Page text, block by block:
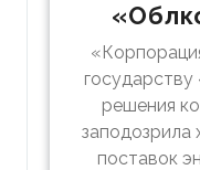
решения
заподозрила
поставок